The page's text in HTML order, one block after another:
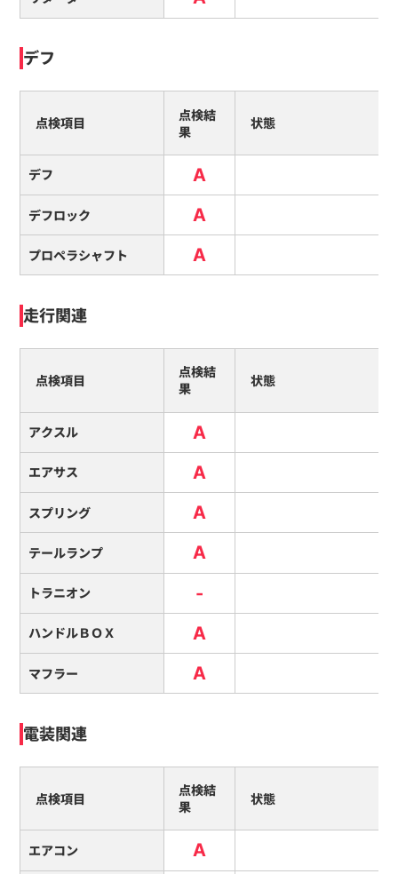
デフ
点検項目
点検結
果
状態
デフ A
デフロック A
プロペラシャフト A
走行関連
点検項目
点検結
果
状態
アクスル A
エアサス A
スプリング A
テールランプ A
トラニオン -
ハンドルＢＯＸ A
マフラー A
電装関連
点検項目
点検結
果
状態
エアコン A